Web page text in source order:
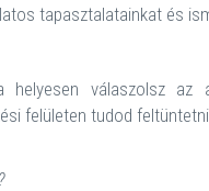
tapasztalatainkat és
helyesen válaszolsz
felületen tudod